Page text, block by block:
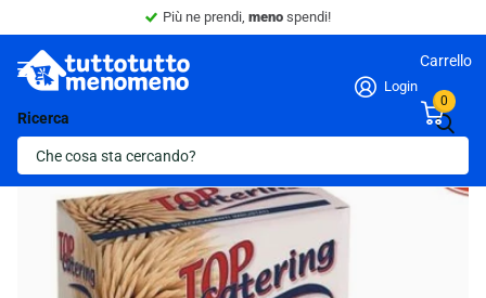
Più ne prendi, meno spendi!
Ricerca
Login
Carrello
0